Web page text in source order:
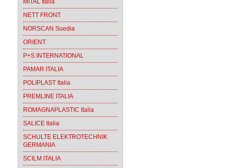
MITAL Italia
NETT FRONT
NORSCAN Suedia
ORIENT
P+S INTERNATIONAL
PAMAR ITALIA
POLIPLAST Italia
PREMLINE ITALIA
ROMAGNAPLASTIC Italia
SALICE Italia
SCHULTE ELEKTROTECHNIK
GERMANIA
SCILM ITALIA